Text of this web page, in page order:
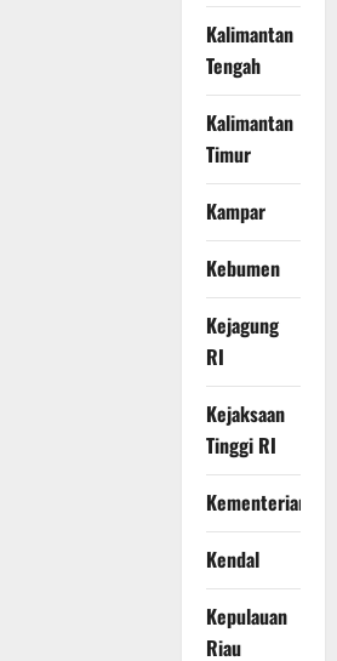
Kalimantan
Tengah
Kalimantan
Timur
Kampar
Kebumen
Kejagung
RI
Kejaksaan
Tinggi RI
Kementerian
Kendal
Kepulauan
Riau